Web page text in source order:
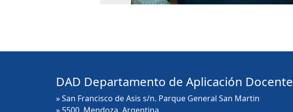
DAD Departamento de Aplicación Docente
» San Francisco de Asis s/n. Parque General San Martin